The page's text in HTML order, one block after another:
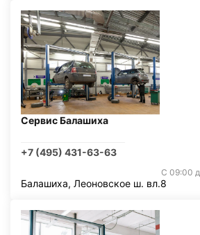
Сервис Балашиха
+7 (495) 431-63-63
С 09:00
Балашиха, Леоновское ш. вл.8